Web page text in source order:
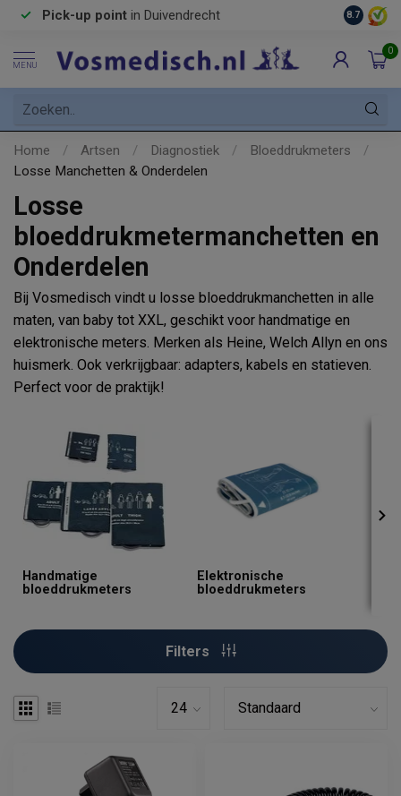
Pick-up point in Duivendrecht 8.7
MENU
0
Home / Artsen / Diagnostiek / Bloeddrukmeters
/
Losse Manchetten & Onderdelen
Losse
bloeddrukmetermanchetten en
Onderdelen
Bij Vosmedisch vindt u losse bloeddrukmanchetten in alle
maten, van baby tot XXL, geschikt voor handmatige en
elektronische meters. Merken als Heine, Welch Allyn en ons
huismerk. Ook verkrijgbaar: adapters, kabels en statieven.
Perfect voor de praktijk!
Handmatige
bloeddrukmeters
Elektronische
bloeddrukmeters
Filters